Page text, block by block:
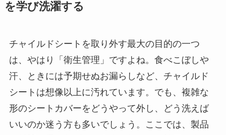
を学び洗濯する
チャイルドシートを取り外す最大の目的の一つ
は、やはり「衛生管理」ですよね。食べこぼしや
汗、ときには予期せぬお漏らしなど、チャイルド
シートは想像以上に汚れています。でも、複雑な
形のシートカバーをどうやって外し、どう洗えば
いいのか迷う方も多いでしょう。ここでは、製品